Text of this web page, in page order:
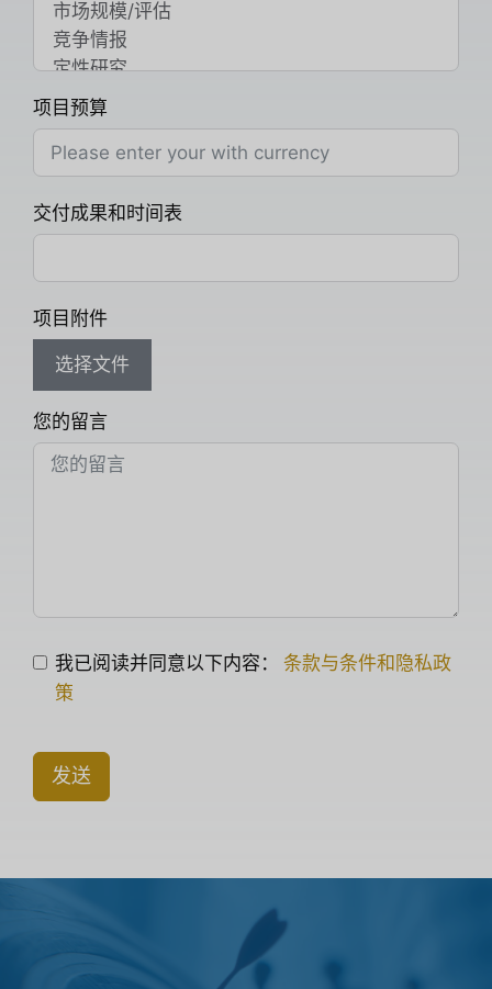
项目预算
交付成果和时间表
项目附件
选择文件
您的留言
我已阅读并同意以下内容： 条款与条件和隐私政
策
发送